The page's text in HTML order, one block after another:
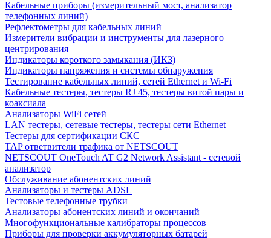
Кабельные приборы (измерительный мост, анализатор
телефонных линий)
Рефлектометры для кабельных линий
Измерители вибрации и инструменты для лазерного
центрирования
Индикаторы короткого замыкания (ИКЗ)
Индикаторы напряжения и системы обнаружения
Тестирование кабельных линий, сетей Ethernet и Wi-Fi
Кабельные тестеры, тестеры RJ 45, тестеры витой пары и
коаксиала
Анализаторы WiFi сетей
LAN тестеры, сетевые тестеры, тестеры сети Ethernet
Тестеры для сертификации СКС
TAP ответвители трафика от NETSCOUT
NETSCOUT OneTouch AT G2 Network Assistant - сетевой
анализатор
Обслуживание абонентских линий
Анализаторы и тестеры ADSL
Тестовые телефонные трубки
Анализаторы абонентских линий и окончаний
Многофункциональные калибраторы процессов
Приборы для проверки аккумуляторных батарей